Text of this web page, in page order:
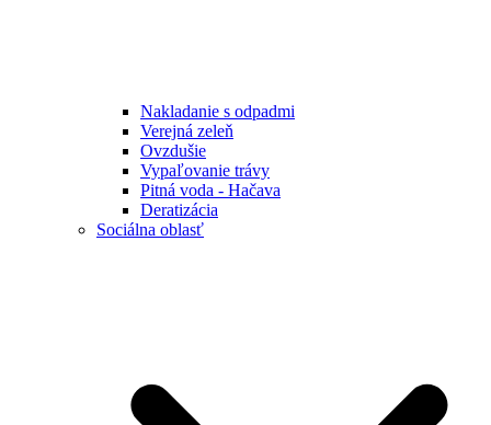
Nakladanie s odpadmi
Verejná zeleň
Ovzdušie
Vypaľovanie trávy
Pitná voda - Hačava
Deratizácia
Sociálna oblasť